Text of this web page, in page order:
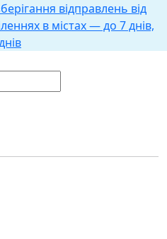
відправлень від
в містах — до 7 днів,